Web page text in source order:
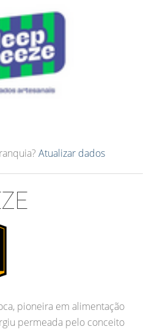
Atualizar dados
pioneira em alimentação
permeada pelo conceito